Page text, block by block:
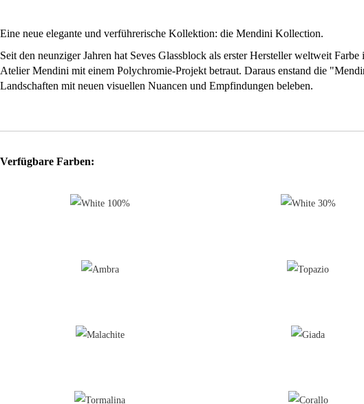
Eine neue elegante und verführerische Kollektion: die Mendini Kollection.
Seit den neunziger Jahren hat Seves Glassblock als erster Hersteller weltweit
Atelier Mendini mit einem Polychromie-Projekt betraut. Daraus enstand die
Landschaften mit neuen visuellen Nuancen und Empfindungen beleben.
Die Mendini Kollektion, mit ihren leuchtenden und jugendlichen Farben, wurde
Optik bis hin zum Kaleidoskop-Effekt zu erzielen. Sinnlichkeit, Ideenreichtum,
Mendini Collection ist nur für Innenanwendungen und Lagerung bei einer
Verfügbare Farben: